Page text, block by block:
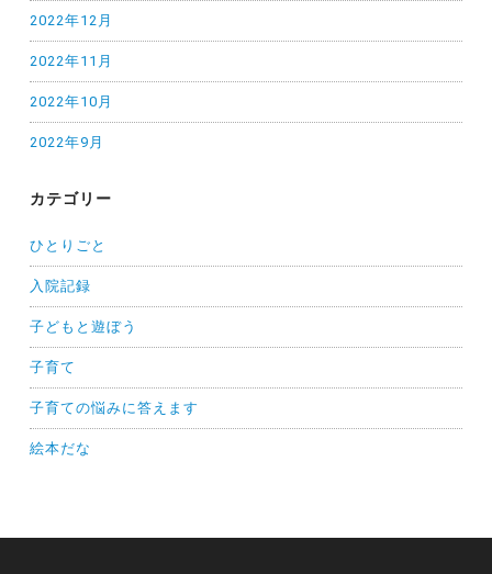
2022年12月
2022年11月
2022年10月
2022年9月
カテゴリー
ひとりごと
入院記録
子どもと遊ぼう
子育て
子育ての悩みに答えます
絵本だな